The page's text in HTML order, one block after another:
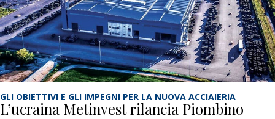
GLI OBIETTIVI E GLI IMPEGNI PER LA NUOVA ACCIAIERIA
L’ucraina Metinvest rilancia Piombino